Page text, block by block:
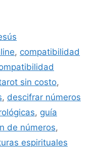
, compatibilidad
sin costo,
, descifrar números
, guía
de números,
espirituales